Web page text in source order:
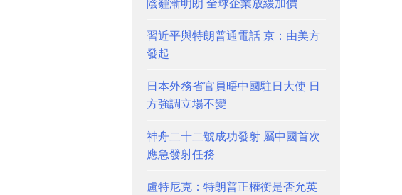
習近平與特朗普通電話 京：由美方
發起
日本外務省官員晤中國駐日大使 日
方強調立場不變
神舟二十二號成功發射 屬中國首次
應急發射任務
盧特尼克：特朗普正權衡是否允英